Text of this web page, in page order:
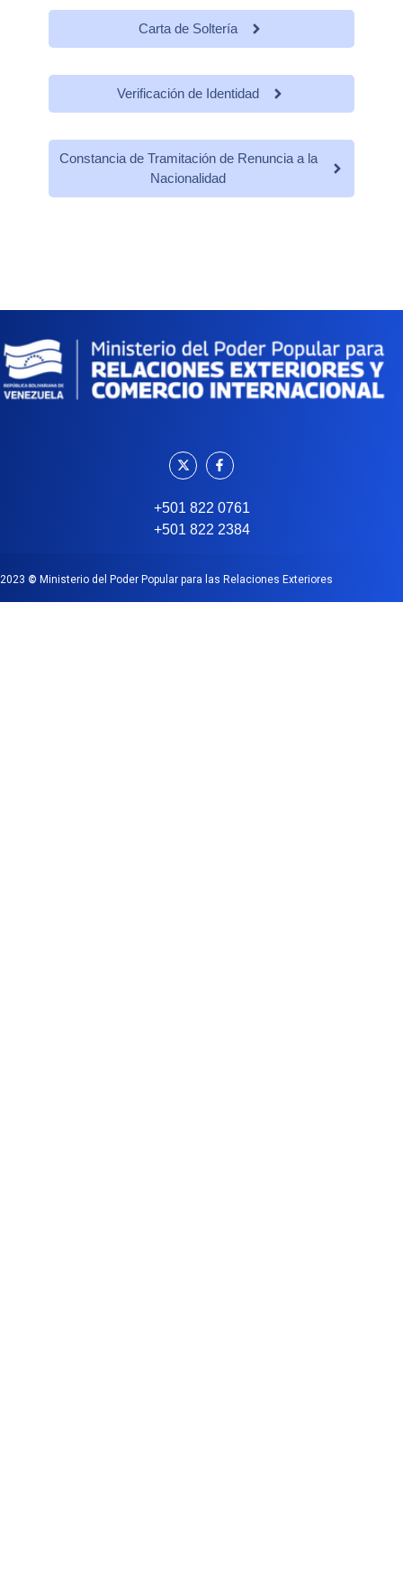
Carta de Soltería
Verificación de Identidad
Constancia de Tramitación de Renuncia a la
Nacionalidad
+501 822 0761
+501 822 2384
2023 © Ministerio del Poder Popular para las Relaciones Exteriores